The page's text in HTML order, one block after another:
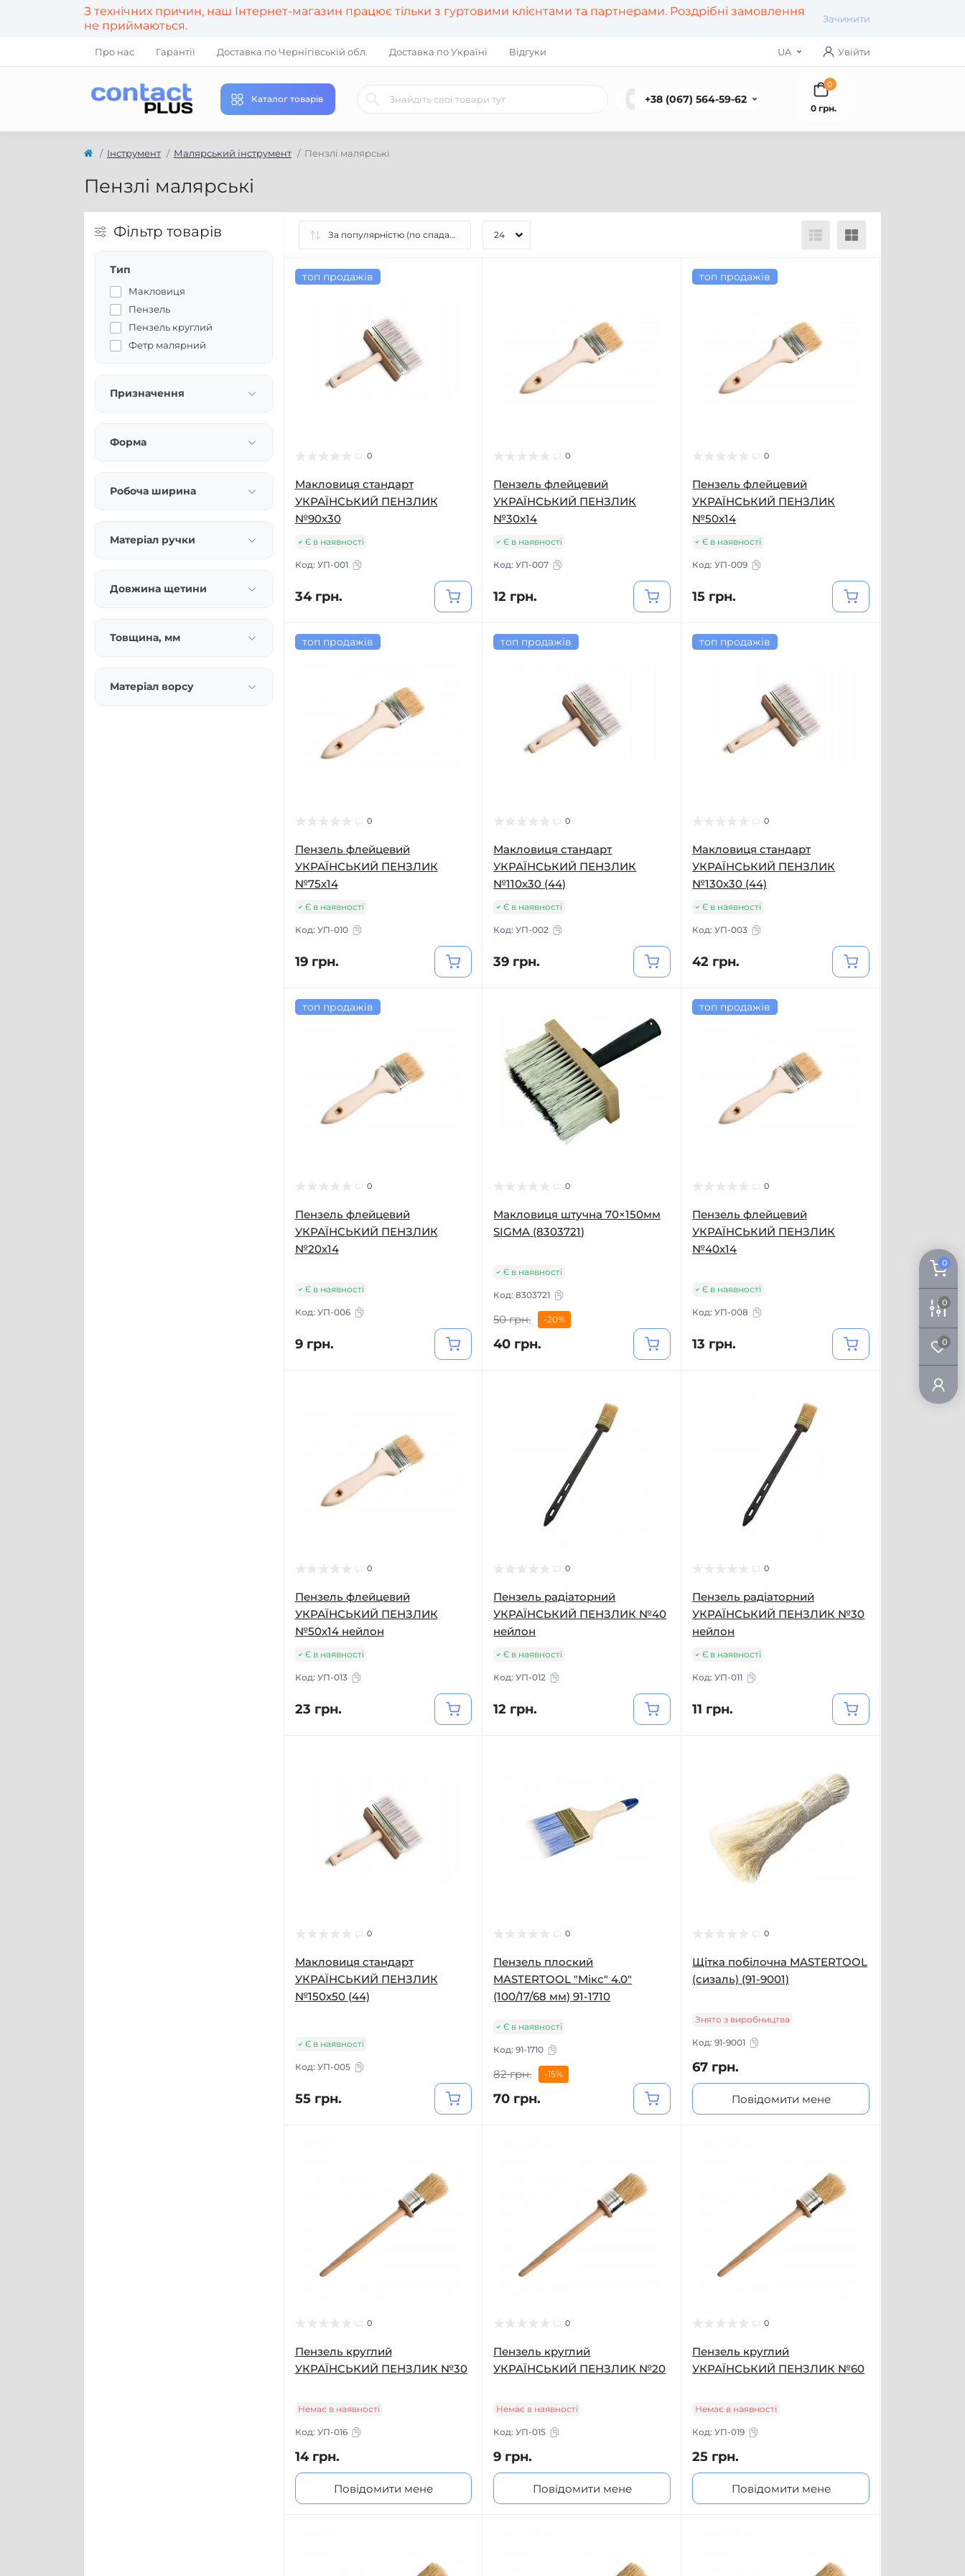
0
0
0
З технічних причин, наш Інтернет-магазин працює тільки з гуртовими клієнтами та партнерами. Роздрібні замовлення
не приймаються.
Зачинити
Про нас Гарантії Доставка по Чернігівській обл. Доставка по Україні Відгуки UA Увійти
Каталог товарів +38 (067) 564-59-62
0
0 грн.
Інструмент Малярський інструмент Пензлі малярські
Пензлі малярські
Фільтр товарів
Тип
Макловиця
Пензель
Пензель круглий
Фетр малярний
Призначення
Форма
Робоча ширина
Матеріал ручки
Довжина щетини
Товщина, мм
Матеріал ворсу
топ продажів
0
Макловиця стандарт
УКРАЇНСЬКИЙ ПЕНЗЛИК
№90х30
Є в наявності
Код: УП-001
34 грн.
0
Пензель флейцевий
УКРАЇНСЬКИЙ ПЕНЗЛИК
№30х14
Є в наявності
Код:УП-007
12 грн.
топ продажів
0
Пензель флейцевий
УКРАЇНСЬКИЙ ПЕНЗЛИК
№50х14
Є в наявності
Код:УП-009
15 грн.
топ продажів
0
Пензель флейцевий
УКРАЇНСЬКИЙ ПЕНЗЛИК
№75х14
Є в наявності
Код: УП-010
19 грн.
топ продажів
0
Макловиця стандарт
УКРАЇНСЬКИЙ ПЕНЗЛИК
№110х30 (44)
Є в наявності
Код:УП-002
39 грн.
топ продажів
0
Макловиця стандарт
УКРАЇНСЬКИЙ ПЕНЗЛИК
№130х30 (44)
Є в наявності
Код:УП-003
42 грн.
топ продажів
0
Пензель флейцевий
УКРАЇНСЬКИЙ ПЕНЗЛИК
№20х14
Є в наявності
Код: УП-006
9 грн.
0
Макловиця штучна 70×150мм
SIGMA (8303721)
Є в наявності
Код:8303721
50 грн. -20%
40 грн.
топ продажів
0
Пензель флейцевий
УКРАЇНСЬКИЙ ПЕНЗЛИК
№40х14
Є в наявності
Код:УП-008
13 грн.
0
Пензель флейцевий
УКРАЇНСЬКИЙ ПЕНЗЛИК
№50х14 нейлон
Є в наявності
Код: УП-013
23 грн.
0
Пензель радіаторний
УКРАЇНСЬКИЙ ПЕНЗЛИК №40
нейлон
Є в наявності
Код:УП-012
12 грн.
0
Пензель радіаторний
УКРАЇНСЬКИЙ ПЕНЗЛИК №30
нейлон
Є в наявності
Код:УП-011
11 грн.
0
Макловиця стандарт
УКРАЇНСЬКИЙ ПЕНЗЛИК
№150х50 (44)
Є в наявності
Код: УП-005
55 грн.
0
Пензель плоский
MASTERTOOL "Мікс" 4.0"
(100/17/68 мм) 91-1710
Є в наявності
Код:91-1710
82 грн. -15%
70 грн.
0
Щітка побілочна MASTERTOOL
(сизаль) (91-9001)
Знято з виробництва
Код:91-9001
67 грн.
Повідомити мене
0
Пензель круглий
УКРАЇНСЬКИЙ ПЕНЗЛИК №30
Немає в наявності
Код: УП-016
14 грн.
Повідомити мене
0
Пензель круглий
УКРАЇНСЬКИЙ ПЕНЗЛИК №20
Немає в наявності
Код:УП-015
9 грн.
Повідомити мене
0
Пензель круглий
УКРАЇНСЬКИЙ ПЕНЗЛИК №60
Немає в наявності
Код:УП-019
25 грн.
Повідомити мене